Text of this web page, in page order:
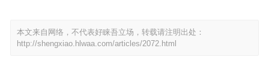
本文来自网络，不代表好睐吾立场，转载请注明出处：
http://shengxiao.hlwaa.com/articles/2072.html